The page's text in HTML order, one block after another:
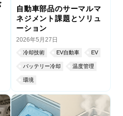
自動車部品のサーマルマ
ネジメント課題とソリュ
ーション
2026年5月27日
冷却技術 EV自動車 EV
バッテリー冷却 温度管理
環境